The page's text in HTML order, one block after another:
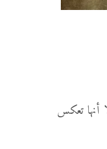
أنها تعكس